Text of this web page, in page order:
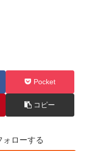
Pocket
コピー
ローする